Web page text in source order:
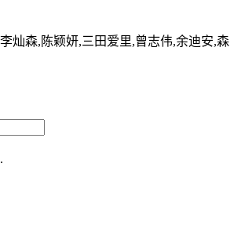
灿森,陈颖妍,三田爱里,曾志伟,余迪安,森